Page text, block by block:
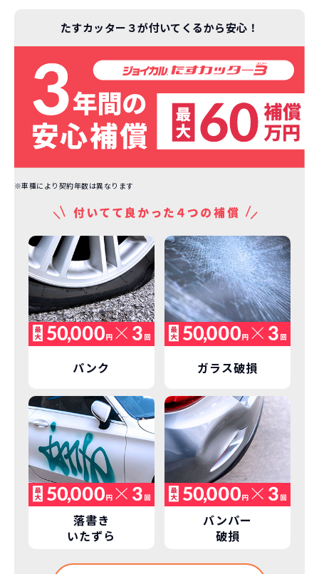
たすカッター３が付いてくるから安心！
※車種により契約年数は異なります
パンク ガラス破損
落書き
いたずら
バンパー
破損